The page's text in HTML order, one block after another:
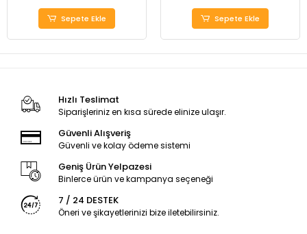
Sepete Ekle Sepete Ekle
Hızlı Teslimat
Siparişleriniz en kısa sürede elinize ulaşır.
Güvenli Alışveriş
Güvenli ve kolay ödeme sistemi
Geniş Ürün Yelpazesi
Binlerce ürün ve kampanya seçeneği
7 / 24 DESTEK
Öneri ve şikayetlerinizi bize iletebilirsiniz.